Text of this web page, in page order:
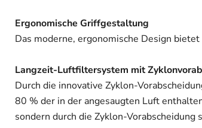
Ergonomische Griffgestaltung
Das moderne, ergonomische Design
Langzeit-Luftfiltersystem mit
Durch die innovative Zyklon-
80 % der in der angesaugten Luft
sondern durch die Zyklon-